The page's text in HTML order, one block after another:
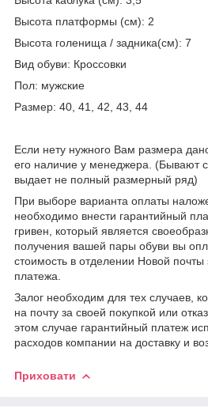
Высота платформы (см): 2
Высота голенища / задника(см): 7
Вид обуви: Кроссовки
Пол: мужские
Размер: 40, 41, 42, 43, 44
Если нету нужного Вам размера
его наличие у менеджера. (Бывают
выдает не полный размерный ряд)
При выборе варианта оплаты
необходимо внести гарантийный
гривен, который является
получения вашей пары обуви вы
стоимость в отделении Новой почты
платежа.
Залог необходим для тех случаев,
на почту за своей покупкой или
этом случае гарантийный платеж
расходов компании на доставку и
Приховати